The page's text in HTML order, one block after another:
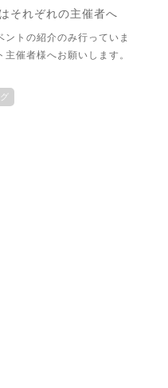
それぞれの主催者へ
トの紹介のみ行っていま
催者様へお願いします。